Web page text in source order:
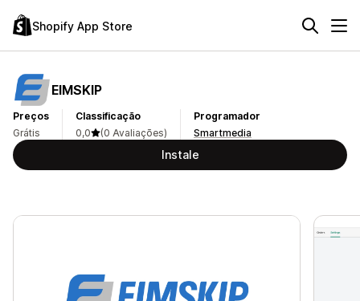
Shopify App Store
EIMSKIP
Preços
Grátis
Classificação
0,0
(0 Avaliações)
Programador
Smartmedia
Instale